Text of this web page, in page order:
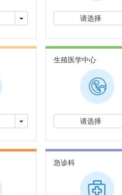
切换下拉菜单 请选择
切换下拉菜单
生殖医学中心
请选择
急诊科